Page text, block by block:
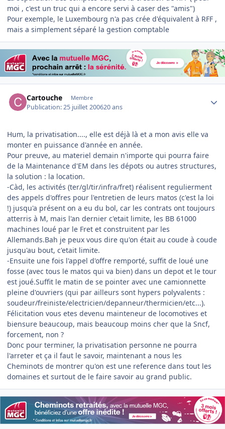
moi , c'est un truc qui a encore servi à caser des "amis")
Pour exemple, le Luxembourg n'a pas crée d'équivalent à RFF ,
mais a simplement séparé la gestion comptable
Cartouche Membre
Publication:25 juillet 200620 ans
Hum, la privatisation...., elle est déjà là et a mon avis elle va
monter en puissance d'année en année.
Pour preuve, au materiel demain n'importe qui pourra faire
de la Maintenance d'EM dans les dépots ou autres structures,
la solution : la location.
-Càd, les activités (ter/gl/tir/infra/fret) réalisent regulierment
des appels d'offres pour l'entretien de leurs matos (c'est la loi
!) jusqu'a présent on a eu du bol, car les contrats ont toujours
atterris à M, mais l'an dernier c'etait limite, les BB 61000
machines loué par le Fret et construitent par les
Allemands.Bah je peux vous dire qu'on était au coude à coude
jusqu'au bout, c'etait limite.
-Ensuite une fois l'appel d'offre remporté, suffit de loué une
fosse (avec tous le matos qui va bien) dans un depot et le tour
est joué.Suffit le matin de se pointer avec une camionnette
pleine d'ouvriers (qui par ailleurs sont hypers polyvalents :
soudeur/freiniste/electricien/depanneur/thermicien/etc...).
Félicitation vous etes devenu mainteneur de locomotives et
biensure beaucoup, mais beaucoup moins cher que la Sncf,
forcement, non ?
Donc pour terminer, la privatisation personne ne pourra
l'arreter et ça il faut le savoir, maintenant a nous les
Cheminots de montrer qu'on est une reference dans tout les
domaines et surtout de le faire savoir au grand public.